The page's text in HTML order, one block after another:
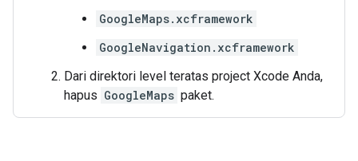
GoogleMaps.xcframework
GoogleNavigation.xcframework
Dari direktori level teratas project Xcode Anda,
hapus GoogleMaps paket.